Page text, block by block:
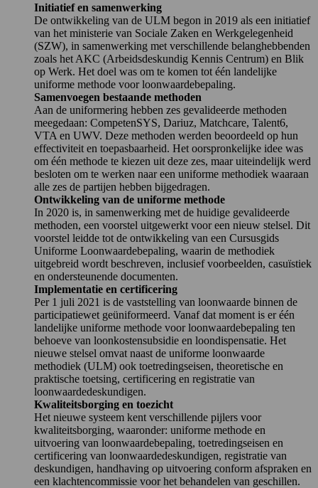
Initiatief en samenwerking
De ontwikkeling van de ULM begon in 2019 als een initiatief
van het ministerie van Sociale Zaken en Werkgelegenheid
(SZW), in samenwerking met verschillende belanghebbenden
zoals het AKC (Arbeidsdeskundig Kennis Centrum) en Blik
op Werk. Het doel was om te komen tot één landelijke
uniforme methode voor loonwaardebepaling.
Samenvoegen bestaande methoden
Aan de uniformering hebben zes gevalideerde methoden
meegedaan: CompetenSYS, Dariuz, Matchcare, Talent6,
VTA en UWV. Deze methoden werden beoordeeld op hun
effectiviteit en toepasbaarheid. Het oorspronkelijke idee was
om één methode te kiezen uit deze zes, maar uiteindelijk werd
besloten om te werken naar een uniforme methodiek waaraan
alle zes de partijen hebben bijgedragen.
Ontwikkeling van de uniforme methode
In 2020 is, in samenwerking met de huidige gevalideerde
methoden, een voorstel uitgewerkt voor een nieuw stelsel. Dit
voorstel leidde tot de ontwikkeling van een Cursusgids
Uniforme Loonwaardebepaling, waarin de methodiek
uitgebreid wordt beschreven, inclusief voorbeelden, casuïstiek
en ondersteunende documenten.
Implementatie en certificering
Per 1 juli 2021 is de vaststelling van loonwaarde binnen de
participatiewet geüniformeerd. Vanaf dat moment is er één
landelijke uniforme methode voor loonwaardebepaling ten
behoeve van loonkostensubsidie en loondispensatie. Het
nieuwe stelsel omvat naast de uniforme loonwaarde
methodiek (ULM) ook toetredingseisen, theoretische en
praktische toetsing, certificering en registratie van
loonwaardedeskundigen.
Kwaliteitsborging en toezicht
Het nieuwe systeem kent verschillende pijlers voor
kwaliteitsborging, waaronder: uniforme methode en
uitvoering van loonwaardebepaling, toetredingseisen en
certificering van loonwaardedeskundigen, registratie van
deskundigen, handhaving op uitvoering conform afspraken en
een klachtencommissie voor het behandelen van geschillen.